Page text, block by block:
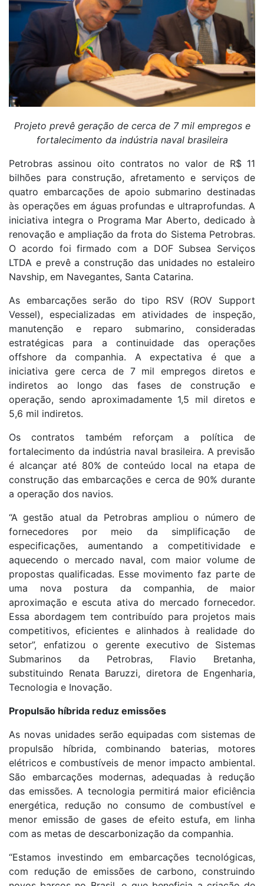
Projeto prevê geração de cerca de 7 mil empregos e
fortalecimento da indústria naval brasileira
Petrobras assinou oito contratos no valor de R$ 11
bilhões para construção, afretamento e serviços de
quatro embarcações de apoio submarino destinadas
às operações em águas profundas e ultraprofundas. A
iniciativa integra o Programa Mar Aberto, dedicado à
renovação e ampliação da frota do Sistema Petrobras.
O acordo foi firmado com a DOF Subsea Serviços
LTDA e prevê a construção das unidades no estaleiro
Navship, em Navegantes, Santa Catarina.
As embarcações serão do tipo RSV (ROV Support
Vessel), especializadas em atividades de inspeção,
manutenção e reparo submarino, consideradas
estratégicas para a continuidade das operações
offshore da companhia. A expectativa é que a
iniciativa gere cerca de 7 mil empregos diretos e
indiretos ao longo das fases de construção e
operação, sendo aproximadamente 1,5 mil diretos e
5,6 mil indiretos.
Os contratos também reforçam a política de
fortalecimento da indústria naval brasileira. A previsão
é alcançar até 80% de conteúdo local na etapa de
construção das embarcações e cerca de 90% durante
a operação dos navios.
“A gestão atual da Petrobras ampliou o número de
fornecedores por meio da simplificação de
especificações, aumentando a competitividade e
aquecendo o mercado naval, com maior volume de
propostas qualificadas. Esse movimento faz parte de
uma nova postura da companhia, de maior
aproximação e escuta ativa do mercado fornecedor.
Essa abordagem tem contribuído para projetos mais
competitivos, eficientes e alinhados à realidade do
setor”, enfatizou o gerente executivo de Sistemas
Submarinos da Petrobras, Flavio Bretanha,
substituindo Renata Baruzzi, diretora de Engenharia,
Tecnologia e Inovação.
Propulsão híbrida reduz emissões
As novas unidades serão equipadas com sistemas de
propulsão híbrida, combinando baterias, motores
elétricos e combustíveis de menor impacto ambiental.
São embarcações modernas, adequadas à redução
das emissões. A tecnologia permitirá maior eficiência
energética, redução no consumo de combustível e
menor emissão de gases de efeito estufa, em linha
com as metas de descarbonização da companhia.
“Estamos investindo em embarcações tecnológicas,
com redução de emissões de carbono, construindo